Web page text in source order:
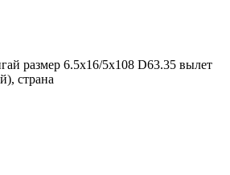
размер 6.5x16/5x108 D63.35 вылет
страна